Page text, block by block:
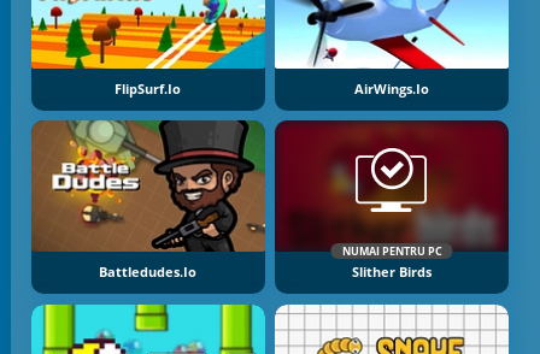
FlipSurf.io AirWings.io
Battledudes.io
NUMAI PENTRU PC
Slither Birds